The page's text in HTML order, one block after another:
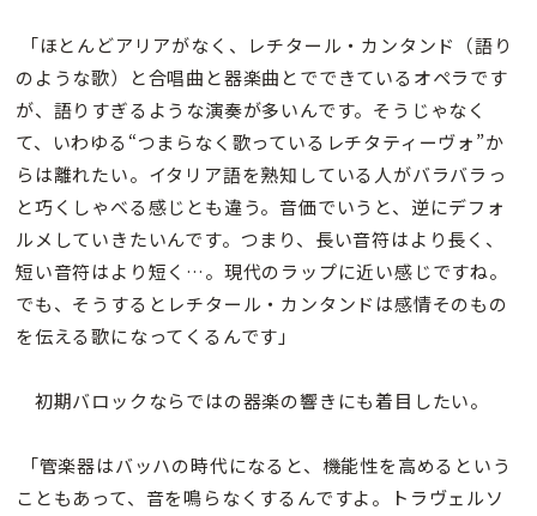
「ほとんどアリアがなく、レチタール・カンタンド（語り
のような歌）と合唱曲と器楽曲とでできているオペラです
が、語りすぎるような演奏が多いんです。そうじゃなく
て、いわゆる“つまらなく歌っているレチタティーヴォ”か
らは離れたい。イタリア語を熟知している人がバラバラっ
と巧くしゃべる感じとも違う。音価でいうと、逆にデフォ
ルメしていきたいんです。つまり、長い音符はより長く、
短い音符はより短く…。現代のラップに近い感じですね。
でも、そうするとレチタール・カンタンドは感情そのもの
を伝える歌になってくるんです」
初期バロックならではの器楽の響きにも着目したい。
「管楽器はバッハの時代になると、機能性を高めるという
こともあって、音を鳴らなくするんですよ。トラヴェルソ